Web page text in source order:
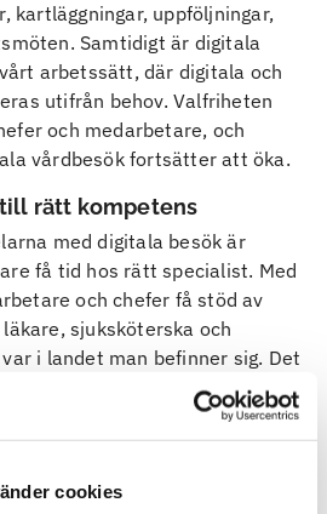
cookies
kartläggningar, uppföljningar,
Samtidigt är digitala
arbetssätt, där digitala och
utifrån behov. Valfriheten
och medarbetare, och
vårdbesök fortsätter att öka.
rätt kompetens
med digitala besök är
få tid hos rätt specialist. Med
och chefer få stöd av
sjuksköterska och
i landet man befinner sig. Det
gör det lättare att hitta tider
innebär det kortare
vilket kan vara avgörande.
i vardagen